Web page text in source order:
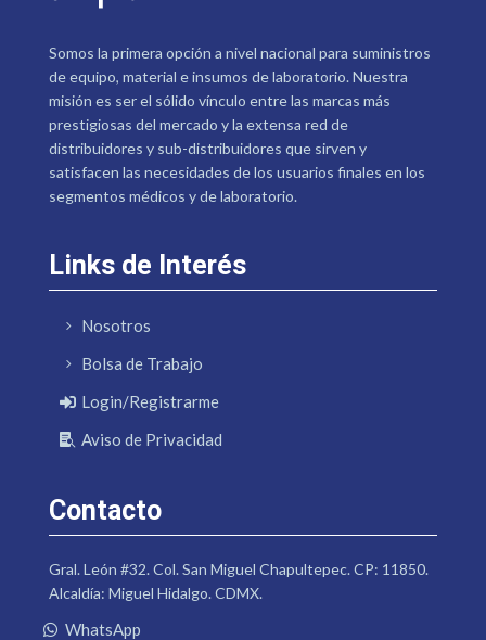
Somos la primera opción a nivel nacional para suministros
de equipo, material e insumos de laboratorio. Nuestra
misión es ser el sólido vínculo entre las marcas más
prestigiosas del mercado y la extensa red de
distribuidores y sub-distribuidores que sirven y
satisfacen las necesidades de los usuarios finales en los
segmentos médicos y de laboratorio.
Links de Interés
Nosotros
Bolsa de Trabajo
Login/Registrarme
Aviso de Privacidad
Contacto
Gral. León #32. Col. San Miguel Chapultepec. CP: 11850.
Alcaldía: Miguel Hidalgo. CDMX.
WhatsApp